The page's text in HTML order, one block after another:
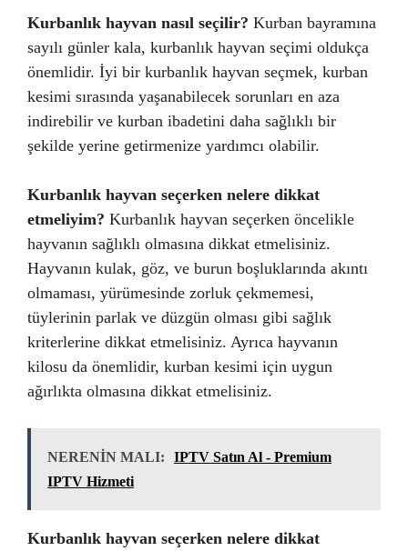
Kurbanlık hayvan nasıl seçilir? Kurban bayramına
sayılı günler kala, kurbanlık hayvan seçimi oldukça
önemlidir. İyi bir kurbanlık hayvan seçmek, kurban
kesimi sırasında yaşanabilecek sorunları en aza
indirebilir ve kurban ibadetini daha sağlıklı bir
şekilde yerine getirmenize yardımcı olabilir.
Kurbanlık hayvan seçerken nelere dikkat
etmeliyim? Kurbanlık hayvan seçerken öncelikle
hayvanın sağlıklı olmasına dikkat etmelisiniz.
Hayvanın kulak, göz, ve burun boşluklarında akıntı
olmaması, yürümesinde zorluk çekmemesi,
tüylerinin parlak ve düzgün olması gibi sağlık
kriterlerine dikkat etmelisiniz. Ayrıca hayvanın
kilosu da önemlidir, kurban kesimi için uygun
ağırlıkta olmasına dikkat etmelisiniz.
NERENİN MALI:
IPTV Satın Al - Premium
IPTV Hizmeti
Kurbanlık hayvan seçerken nelere dikkat